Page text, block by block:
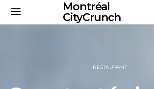
Montréal
CityCrunch
RESTAURANT